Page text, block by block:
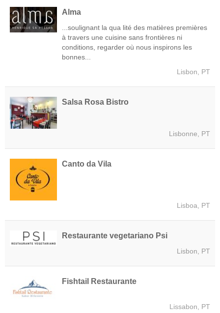
Alma
...soulignant la qua lité des matières premières
à travers une cuisine sans frontières ni
conditions, regarder où nous inspirons les
bonnes...
Lisbon, PT
Salsa Rosa Bistro
Lisbonne, PT
Canto da Vila
Lisboa, PT
Restaurante vegetariano Psi
Lisbon, PT
Fishtail Restaurante
Lissabon, PT